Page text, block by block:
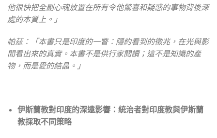
他很快把全副心魂放置在所有令他驚喜和疑惑的事物背後深
處的本質上。」
帕茲：「本書只是印度的一瞥：隱約看到的徵兆，在光與影
間看出來的真實。本書不是供行家閱讀；這不是知識的產
物，而是愛的結晶。」
伊斯蘭教對印度的深遠影響：統治者對印度教與伊斯蘭
教採取不同策略